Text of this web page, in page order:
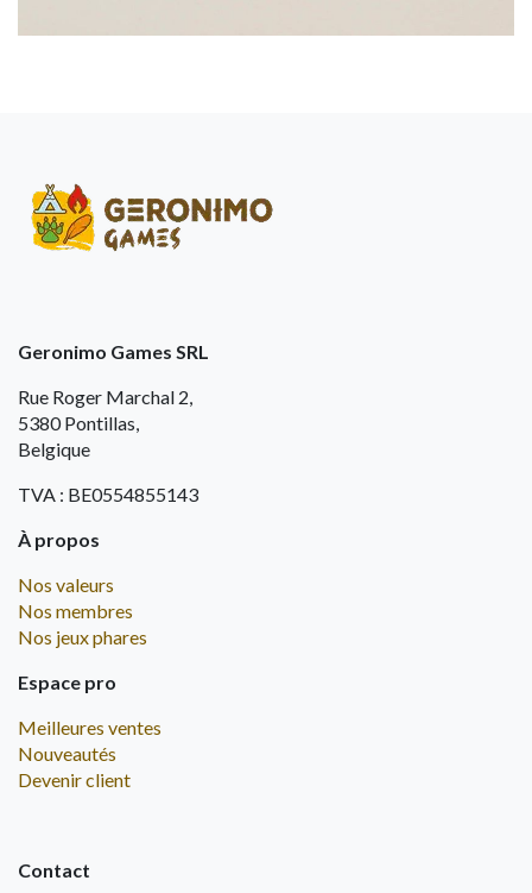
Geronimo Games SRL
Rue Roger Marchal 2,
5380 Pontillas,
Belgique
TVA : BE0554855143
À propos
Nos valeurs
Nos membres
Nos jeux phares
Espace pro
Meilleures ventes
Nouveautés
Devenir client
Contact